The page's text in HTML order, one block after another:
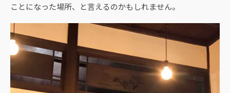
ことになった場所、と言えるのかもしれません。